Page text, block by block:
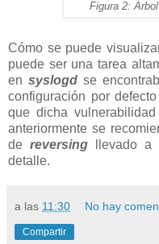
Figura 2:
Cómo se puede
puede ser una tarea
en syslogd se
configuración por
que dicha
anteriormente se
dereversing
llevado
detalle.
a las 11:30 No hay
Compartir